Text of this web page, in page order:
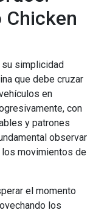
Chicken
su simplicidad
que debe cruzar
en
con
y patrones
observar
movimientos de
el momento
los